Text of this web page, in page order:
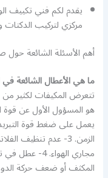
يقدم لكم فني تكييف
مركزي لتركيب
أهم الأسئلة الشائعة
ما هي الأعطال الشائعة
يعمل على ضغط قوة
الزمن. 3- عدم تنظيف
مجاري
المكثف أو ضعف حركة